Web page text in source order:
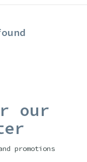
our
promotions